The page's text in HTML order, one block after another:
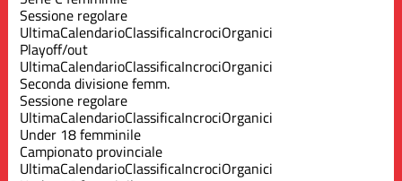
Sessione regolare
UltimaCalendarioClassificaIncrociOrganici
Playoff/out
UltimaCalendarioClassificaIncrociOrganici
Seconda divisione femm.
Sessione regolare
UltimaCalendarioClassificaIncrociOrganici
Under 18 femminile
Campionato provinciale
UltimaCalendarioClassificaIncrociOrganici